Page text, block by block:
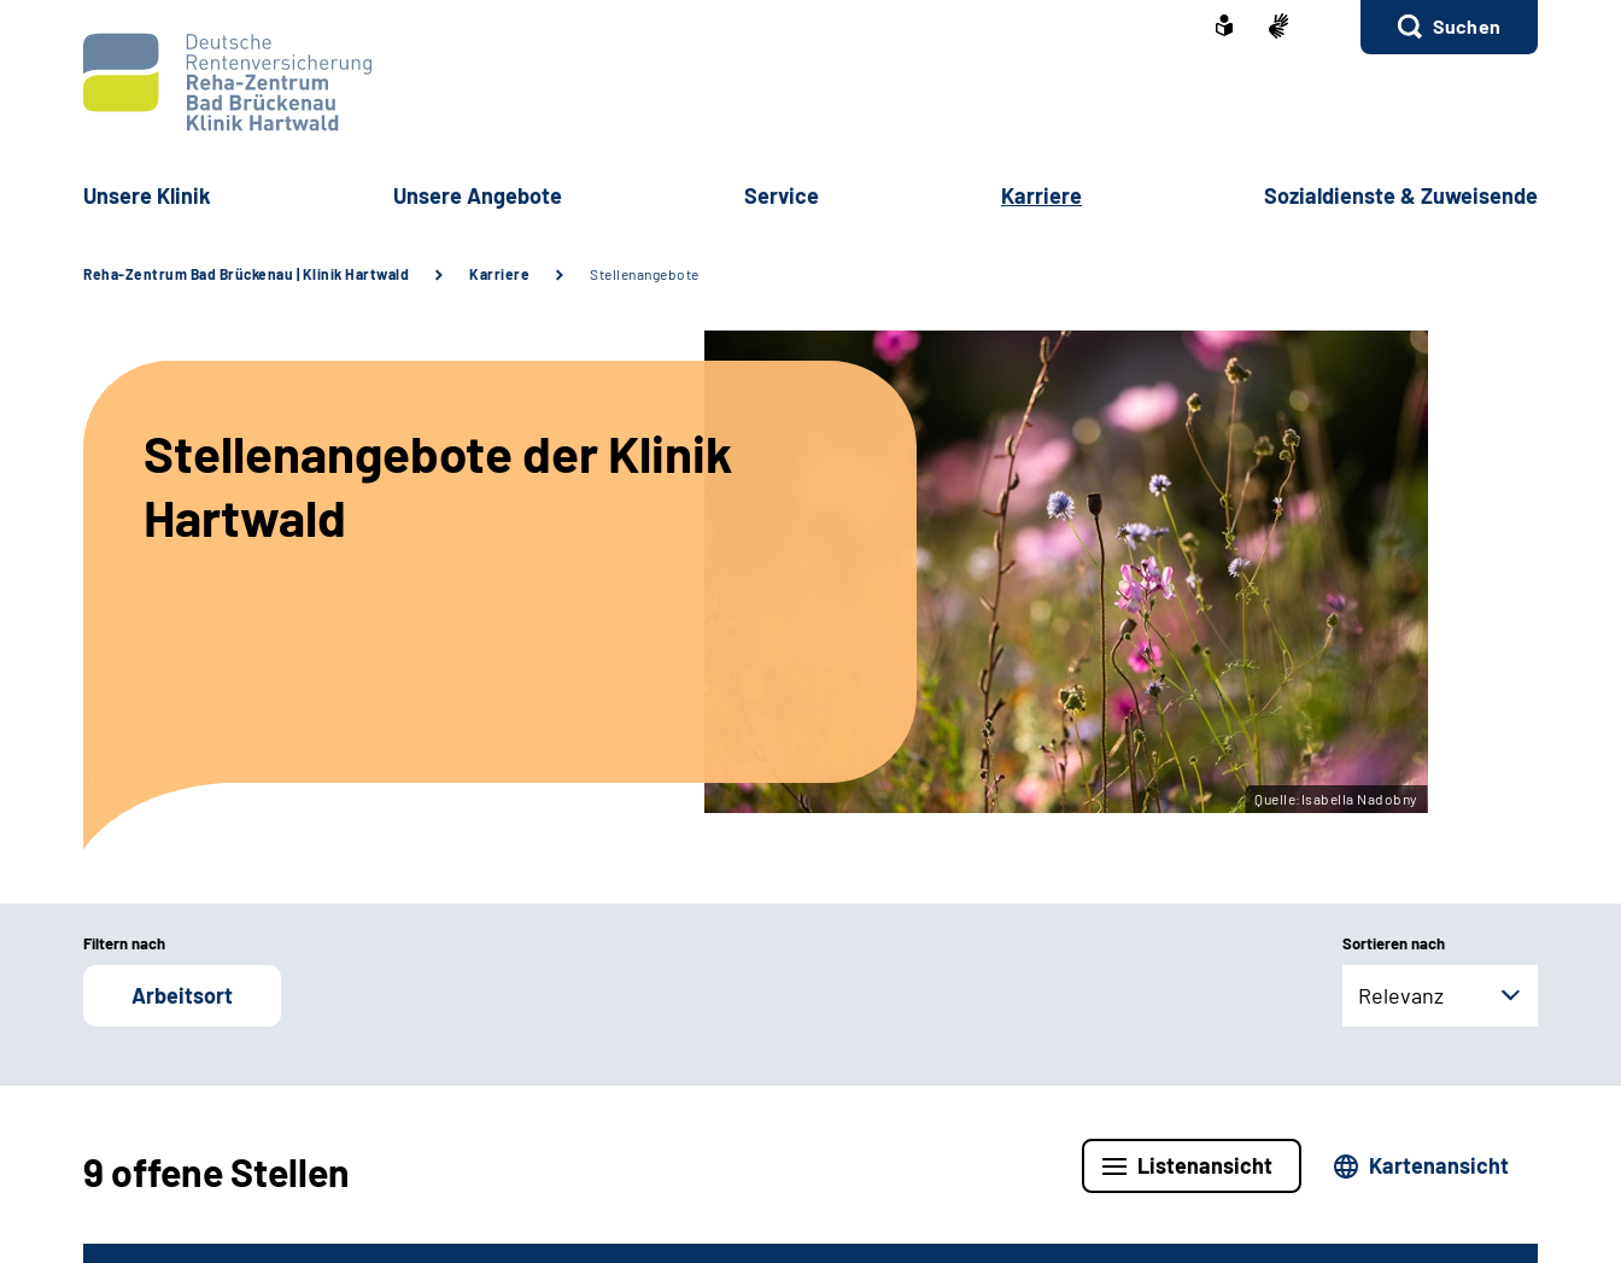
Suchen
Unsere Klinik Unsere Angebote Service Karriere Sozialdienste & Zuweisende
Reha-Zentrum Bad Brückenau | Klinik Hartwald Karriere Stellenangebote
Stellenangebote der Klinik
Hartwald
Quelle:Isabella Nadobny
Filtern nach
Arbeitsort
Sortieren nach
Relevanz
9 offene Stellen Listenansicht Kartenansicht